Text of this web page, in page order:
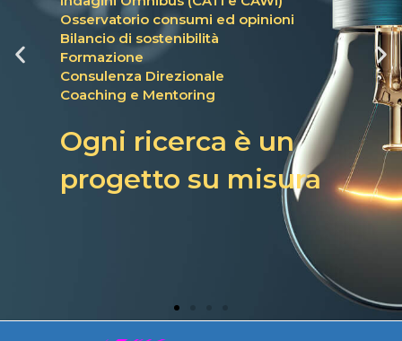
Osservatorio consumi ed opinioni
Bilancio di sostenibilità
Formazione
Consulenza Direzionale
Coaching e Mentoring
Ogni ricerca è un
progetto su misura